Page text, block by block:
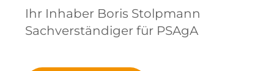
Ihr Inhaber Boris Stolpmann
Sachverständiger für PSAgA